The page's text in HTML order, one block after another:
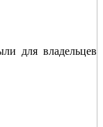
для владельцев